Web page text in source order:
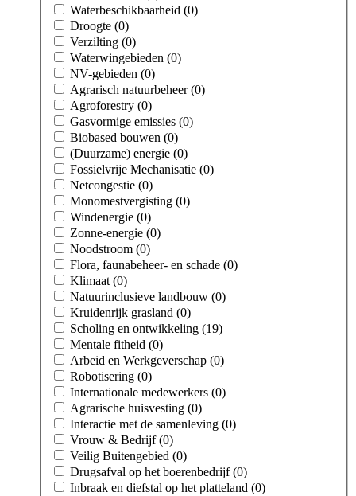
Waterbeschikbaarheid (0)
Droogte (0)
Verzilting (0)
Waterwingebieden (0)
NV-gebieden (0)
Agrarisch natuurbeheer (0)
Agroforestry (0)
Gasvormige emissies (0)
Biobased bouwen (0)
(Duurzame) energie (0)
Fossielvrije Mechanisatie (0)
Netcongestie (0)
Monomestvergisting (0)
Windenergie (0)
Zonne-energie (0)
Noodstroom (0)
Flora, faunabeheer- en schade (0)
Klimaat (0)
Natuurinclusieve landbouw (0)
Kruidenrijk grasland (0)
Scholing en ontwikkeling (19)
Mentale fitheid (0)
Arbeid en Werkgeverschap (0)
Robotisering (0)
Internationale medewerkers (0)
Agrarische huisvesting (0)
Interactie met de samenleving (0)
Vrouw & Bedrijf (0)
Veilig Buitengebied (0)
Drugsafval op het boerenbedrijf (0)
Inbraak en diefstal op het platteland (0)